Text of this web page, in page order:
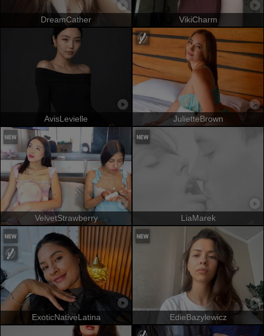
DreamCather VikiCharm
AvisLevielle JulietteBrown
VelvetStrawberry LiaMarek
ExoticNativeLatina EdieBazylewicz